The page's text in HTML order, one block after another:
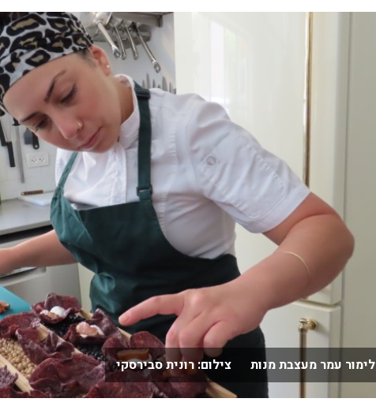
לימור עמר מעצבת מנות צילום: רונית סבירסקי